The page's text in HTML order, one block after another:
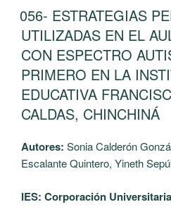
Descartes
Alimenticios
de
Origen
Vegetal
para
la
de
Nuevos
PUBLICADO
EL
056- ESTRATEGIAS
UTILIZADAS EN EL
CON ESPECTRO
PRIMERO EN LA
EDUCATIVA
CALDAS, CHINCHINÁ
Autores: Sonia Calderón
Escalante Quintero, Yineth
IES: Corporación